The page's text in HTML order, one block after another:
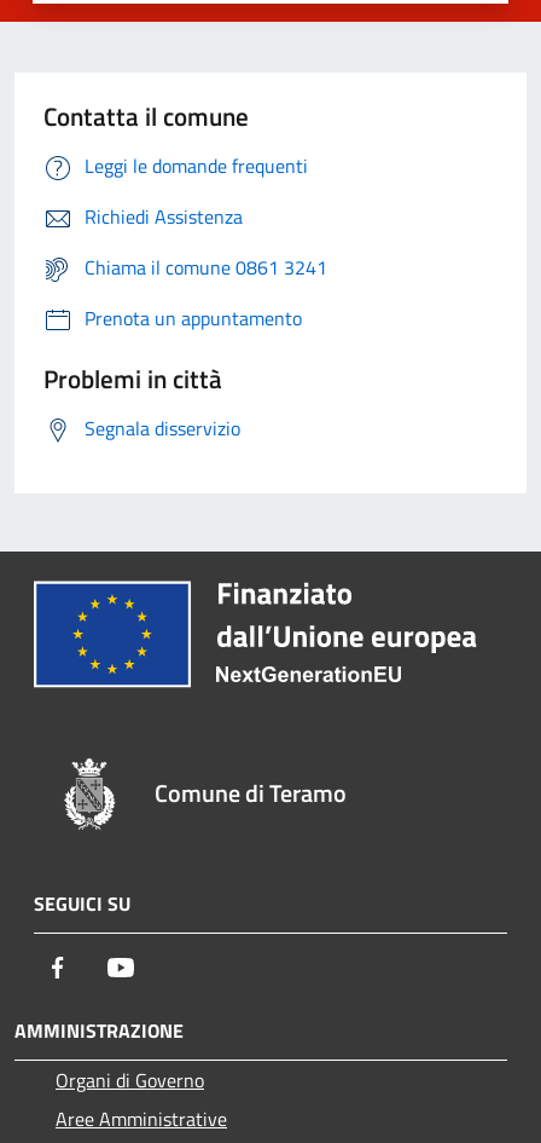
Contatta il comune
Leggi le domande frequenti
Richiedi Assistenza
Chiama il comune 0861 3241
Prenota un appuntamento
Problemi in città
Segnala disservizio
Comune di Teramo
SEGUICI SU
Facebook
AMMINISTRAZIONE
Organi di Governo
Aree Amministrative